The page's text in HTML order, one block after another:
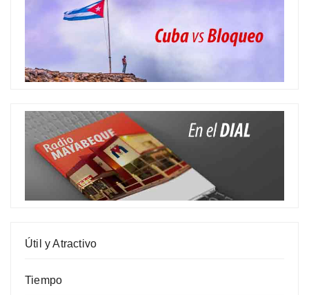
Útil y Atractivo
Tiempo